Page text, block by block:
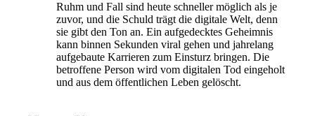
Ruhm und Fall sind heute schneller möglich als je
zuvor, und die Schuld trägt die digitale Welt, denn
sie gibt den Ton an. Ein aufgedecktes Geheimnis
kann binnen Sekunden viral gehen und jahrelang
aufgebaute Karrieren zum Einsturz bringen. Die
betroffene Person wird vom digitalen Tod eingeholt
und aus dem öffentlichen Leben gelöscht.